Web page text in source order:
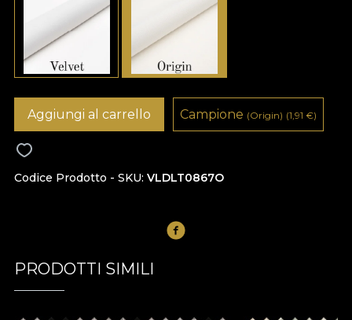
Codice Prodotto - SKU VLDLT0867O
Aggiungi al carrello Campione (Origin) (1,91 €)
PRODOTTI SIMILI